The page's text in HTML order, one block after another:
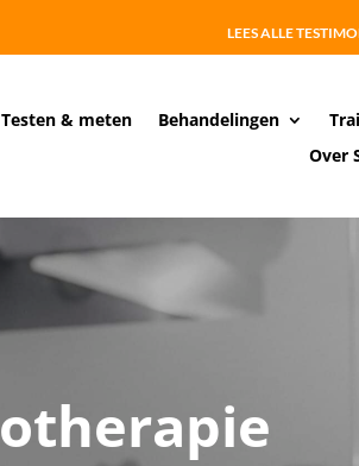
LEES ALLE
Testen & meten Behandelingen
Over